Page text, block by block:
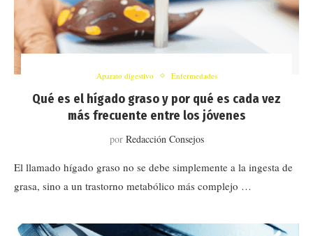
Aparato digestivo Enfermedades
Qué es el hígado graso y por qué es cada vez
más frecuente entre los jóvenes
por Redacción Consejos
El llamado hígado graso no se debe simplemente a la ingesta de
grasa, sino a un trastorno metabólico más complejo …